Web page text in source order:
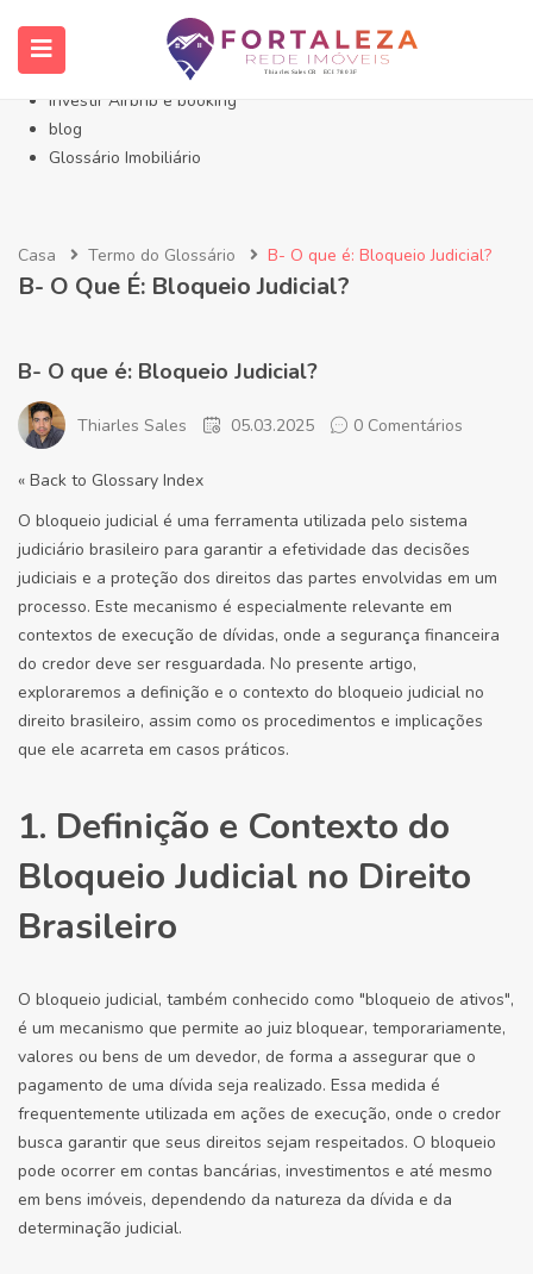
Início- Imóveis Fortaleza Eusébio
Imóveis em Fortaleza
Imóveis no Eusébio
Investir Airbnb e booking
blog
Glossário Imobiliário
Casa Termo do Glossário B- O que é: Bloqueio Judicial?
B- O Que É: Bloqueio Judicial?
B- O que é: Bloqueio Judicial?
Thiarles Sales 05.03.2025 0 Comentários
« Back to Glossary Index
O bloqueio judicial é uma ferramenta utilizada pelo sistema
judiciário brasileiro para garantir a efetividade das decisões
judiciais e a proteção dos direitos das partes envolvidas em um
processo. Este mecanismo é especialmente relevante em
contextos de execução de dívidas, onde a segurança financeira
do credor deve ser resguardada. No presente artigo,
exploraremos a definição e o contexto do bloqueio judicial no
direito brasileiro, assim como os procedimentos e implicações
que ele acarreta em casos práticos.
1. Definição e Contexto do
Bloqueio Judicial no Direito
Brasileiro
O bloqueio judicial, também conhecido como "bloqueio de ativos",
é um mecanismo que permite ao juiz bloquear, temporariamente,
valores ou bens de um devedor, de forma a assegurar que o
pagamento de uma dívida seja realizado. Essa medida é
frequentemente utilizada em ações de execução, onde o credor
busca garantir que seus direitos sejam respeitados. O bloqueio
pode ocorrer em contas bancárias, investimentos e até mesmo
em bens imóveis, dependendo da natureza da dívida e da
determinação judicial.